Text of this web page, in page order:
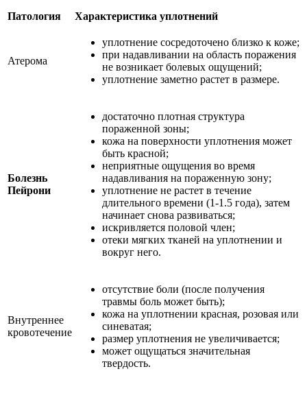
Патология Характеристика уплотнений
Атерома
уплотнение сосредоточено близко к коже;
при надавливании на область поражения
не возникает болевых ощущений;
уплотнение заметно растет в размере.
Болезнь
Пейрони
достаточно плотная структура
пораженной зоны;
кожа на поверхности уплотнения может
быть красной;
неприятные ощущения во время
надавливания на пораженную зону;
уплотнение не растет в течение
длительного времени (1-1.5 года), затем
начинает снова развиваться;
искривляется половой член;
отеки мягких тканей на уплотнении и
вокруг него.
Внутреннее
кровотечение
отсутствие боли (после получения
травмы боль может быть);
кожа на уплотнении красная, розовая или
синеватая;
размер уплотнения не увеличивается;
может ощущаться значительная
твердость.